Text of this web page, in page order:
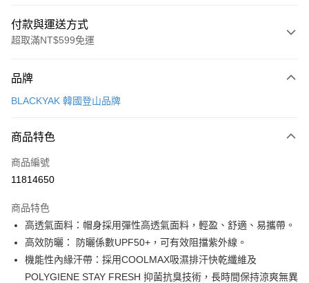
付款與運送方式
超取滿NT$599免運
信用卡一次付款
LINE Pay
Apple Pay
悠遊付
Google Pay
全盈+PAY
品牌
BLACKYAK 韓國登山品牌
商品特色
商品編號
11814650
商品特色
高透氣面料：帽身採用彈性高透氣面料，輕盈、舒適、易攜帶。
高效防曬： 防曬係數UPF50+，可有效阻擋紫外線。
機能性內緣汗帶：採用COOLMAX吸濕排汗快乾纖維及
POLYGIENE STAY FRESH 抑菌抗臭技術，長時間保持涼爽無異